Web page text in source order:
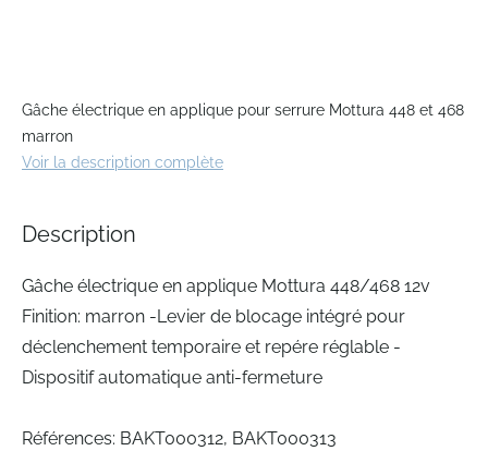
to
the
beginning
of
gallery
Gâche électrique en applique pour serrure Mottura 448 et 468
marron
Voir la description complète
Description
Gâche électrique en applique Mottura 448/468 12v
Finition: marron -Levier de blocage intégré pour
déclenchement temporaire et repére réglable -
Dispositif automatique anti-fermeture
Références: BAKT000312, BAKT000313